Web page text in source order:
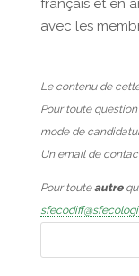
français et en
avec les
Le contenu de
Pour toute
mode de
Un email de
Pour touteautre